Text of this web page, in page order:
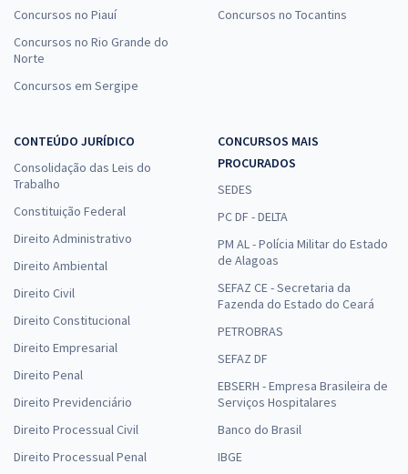
Concursos no Piauí
Concursos no Rio Grande do
Norte
Concursos em Sergipe
Concursos no Tocantins
CONTEÚDO JURÍDICO
Consolidação das Leis do
Trabalho
Constituição Federal
Direito Administrativo
Direito Ambiental
Direito Civil
Direito Constitucional
Direito Empresarial
Direito Penal
Direito Previdenciário
Direito Processual Civil
Direito Processual Penal
CONCURSOS MAIS
PROCURADOS
SEDES
PC DF - DELTA
PM AL - Polícia Militar do Estado
de Alagoas
SEFAZ CE - Secretaria da
Fazenda do Estado do Ceará
PETROBRAS
SEFAZ DF
EBSERH - Empresa Brasileira de
Serviços Hospitalares
Banco do Brasil
IBGE